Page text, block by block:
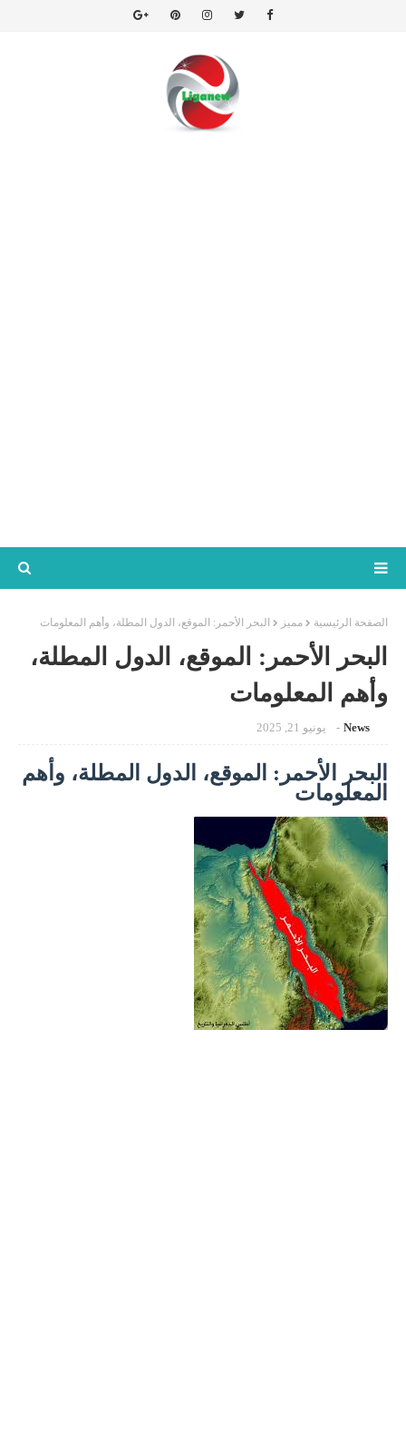
الصفحة الرئيسية مميز البحر الأحمر: الموقع، الدول المطلة، وأهم المعلومات
البحر الأحمر: الموقع، الدول المطلة،
وأهم المعلومات
News يونيو 21, 2025
البحر الأحمر: الموقع، الدول المطلة، وأهم
المعلومات